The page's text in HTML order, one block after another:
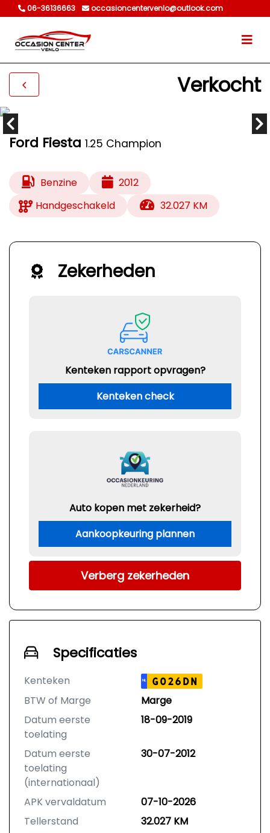
06-36136663 occasioncentervenlo@outlook.com
Verkocht
Ford Fiesta 1.25 Champion
Benzine
2012
Handgeschakeld
32.027 KM
Zekerheden
Kenteken rapport opvragen?
Kenteken check
Auto kopen met zekerheid?
Aankoopkeuring plannen
Verberg zekerheden
Specificaties
Kenteken NL G026DN
BTW of Marge
Marge
Datum eerste
toelating
18-09-2019
Datum eerste
toelating
(internationaal)
30-07-2012
APK vervaldatum
07-10-2026
Tellerstand
32.027 KM